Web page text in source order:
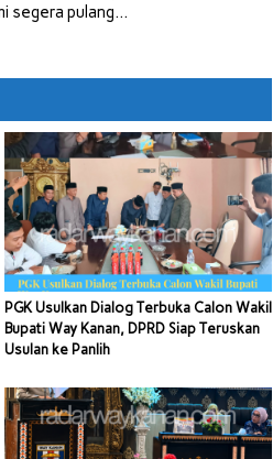
segera pulang…
PGK Usulkan Dialog Terbuka Calon Wakil
Bupati Way Kanan, DPRD Siap Teruskan
Usulan ke Panlih